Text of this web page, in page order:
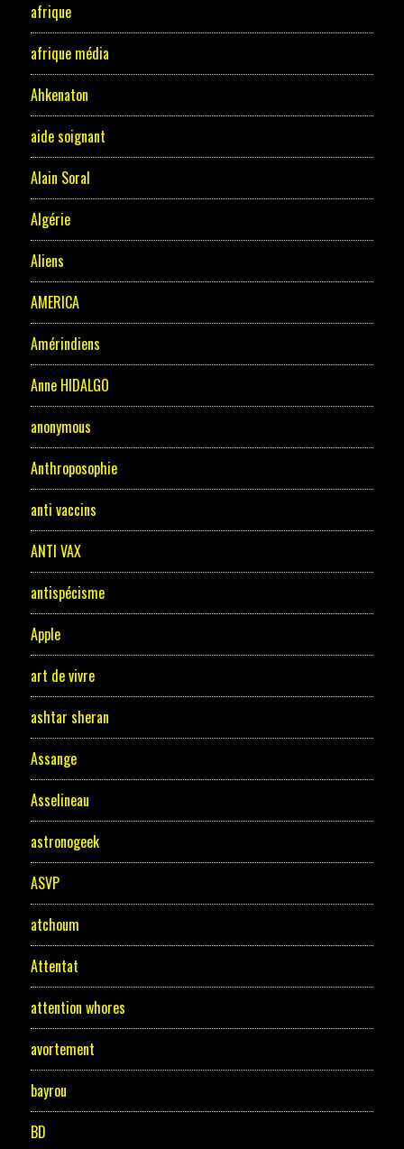
afrique
afrique média
Ahkenaton
aide soignant
Alain Soral
Algérie
Aliens
AMERICA
Amérindiens
Anne HIDALGO
anonymous
Anthroposophie
anti vaccins
ANTI VAX
antispécisme
Apple
art de vivre
ashtar sheran
Assange
Asselineau
astronogeek
ASVP
atchoum
Attentat
attention whores
avortement
bayrou
BD